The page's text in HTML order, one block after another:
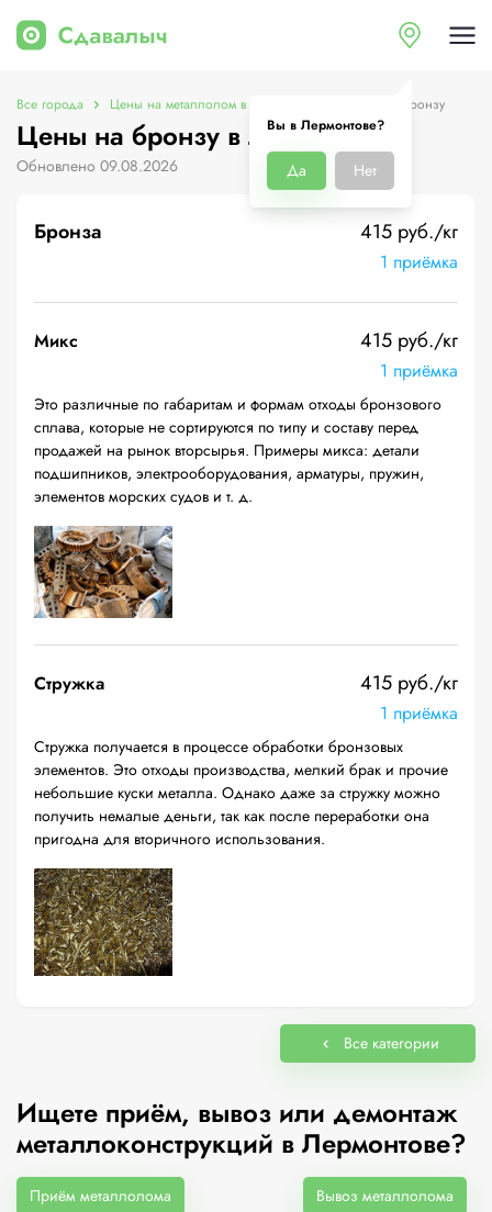
Вы в Лермонтове?
Да Нет
Все города Цены на металлолом в Лермонтове Цены на бронзу
Цены на бронзу в Лермонтове
Обновлено 09.08.2026
Бронза 415 руб./кг
1 приёмка
Микс 415 руб./кг
1 приёмка
Это различные по габаритам и формам отходы бронзового
сплава, которые не сортируются по типу и составу перед
продажей на рынок вторсырья. Примеры микса: детали
подшипников, электрооборудования, арматуры, пружин,
элементов морских судов и т. д.
Стружка 415 руб./кг
1 приёмка
Стружка получается в процессе обработки бронзовых
элементов. Это отходы производства, мелкий брак и прочие
небольшие куски металла. Однако даже за стружку можно
получить немалые деньги, так как после переработки она
пригодна для вторичного использования.
Все категории
Ищете приём, вывоз или демонтаж
металлоконструкций в Лермонтове?
Приём металлолома Вывоз металлолома